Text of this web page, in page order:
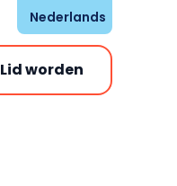
Nederlands
Lid worden